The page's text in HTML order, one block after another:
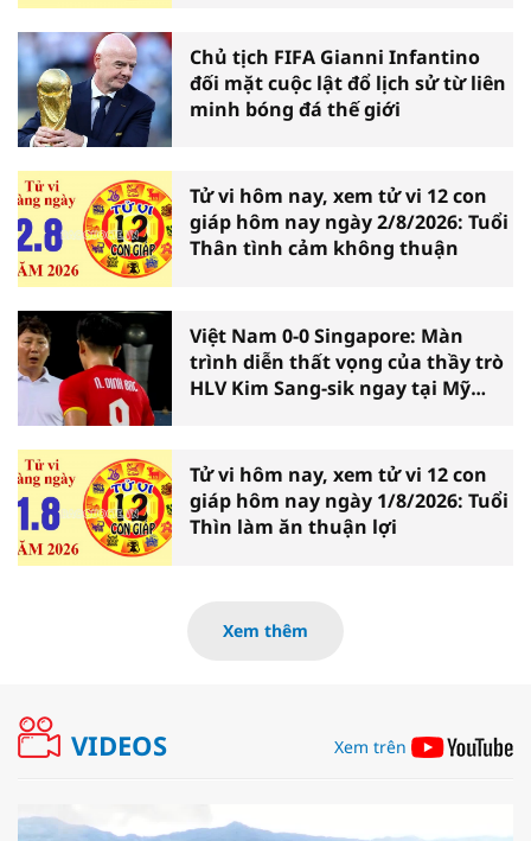
Chủ tịch FIFA Gianni Infantino
đối mặt cuộc lật đổ lịch sử từ liên
minh bóng đá thế giới
Tử vi hôm nay, xem tử vi 12 con
giáp hôm nay ngày 2/8/2026: Tuổi
Thân tình cảm không thuận
Việt Nam 0-0 Singapore: Màn
trình diễn thất vọng của thầy trò
HLV Kim Sang-sik ngay tại Mỹ
Tử vi hôm nay, xem tử vi 12 con
giáp hôm nay ngày 1/8/2026: Tuổi
Thìn làm ăn thuận lợi
Xem thêm
VIDEOS Xem trên